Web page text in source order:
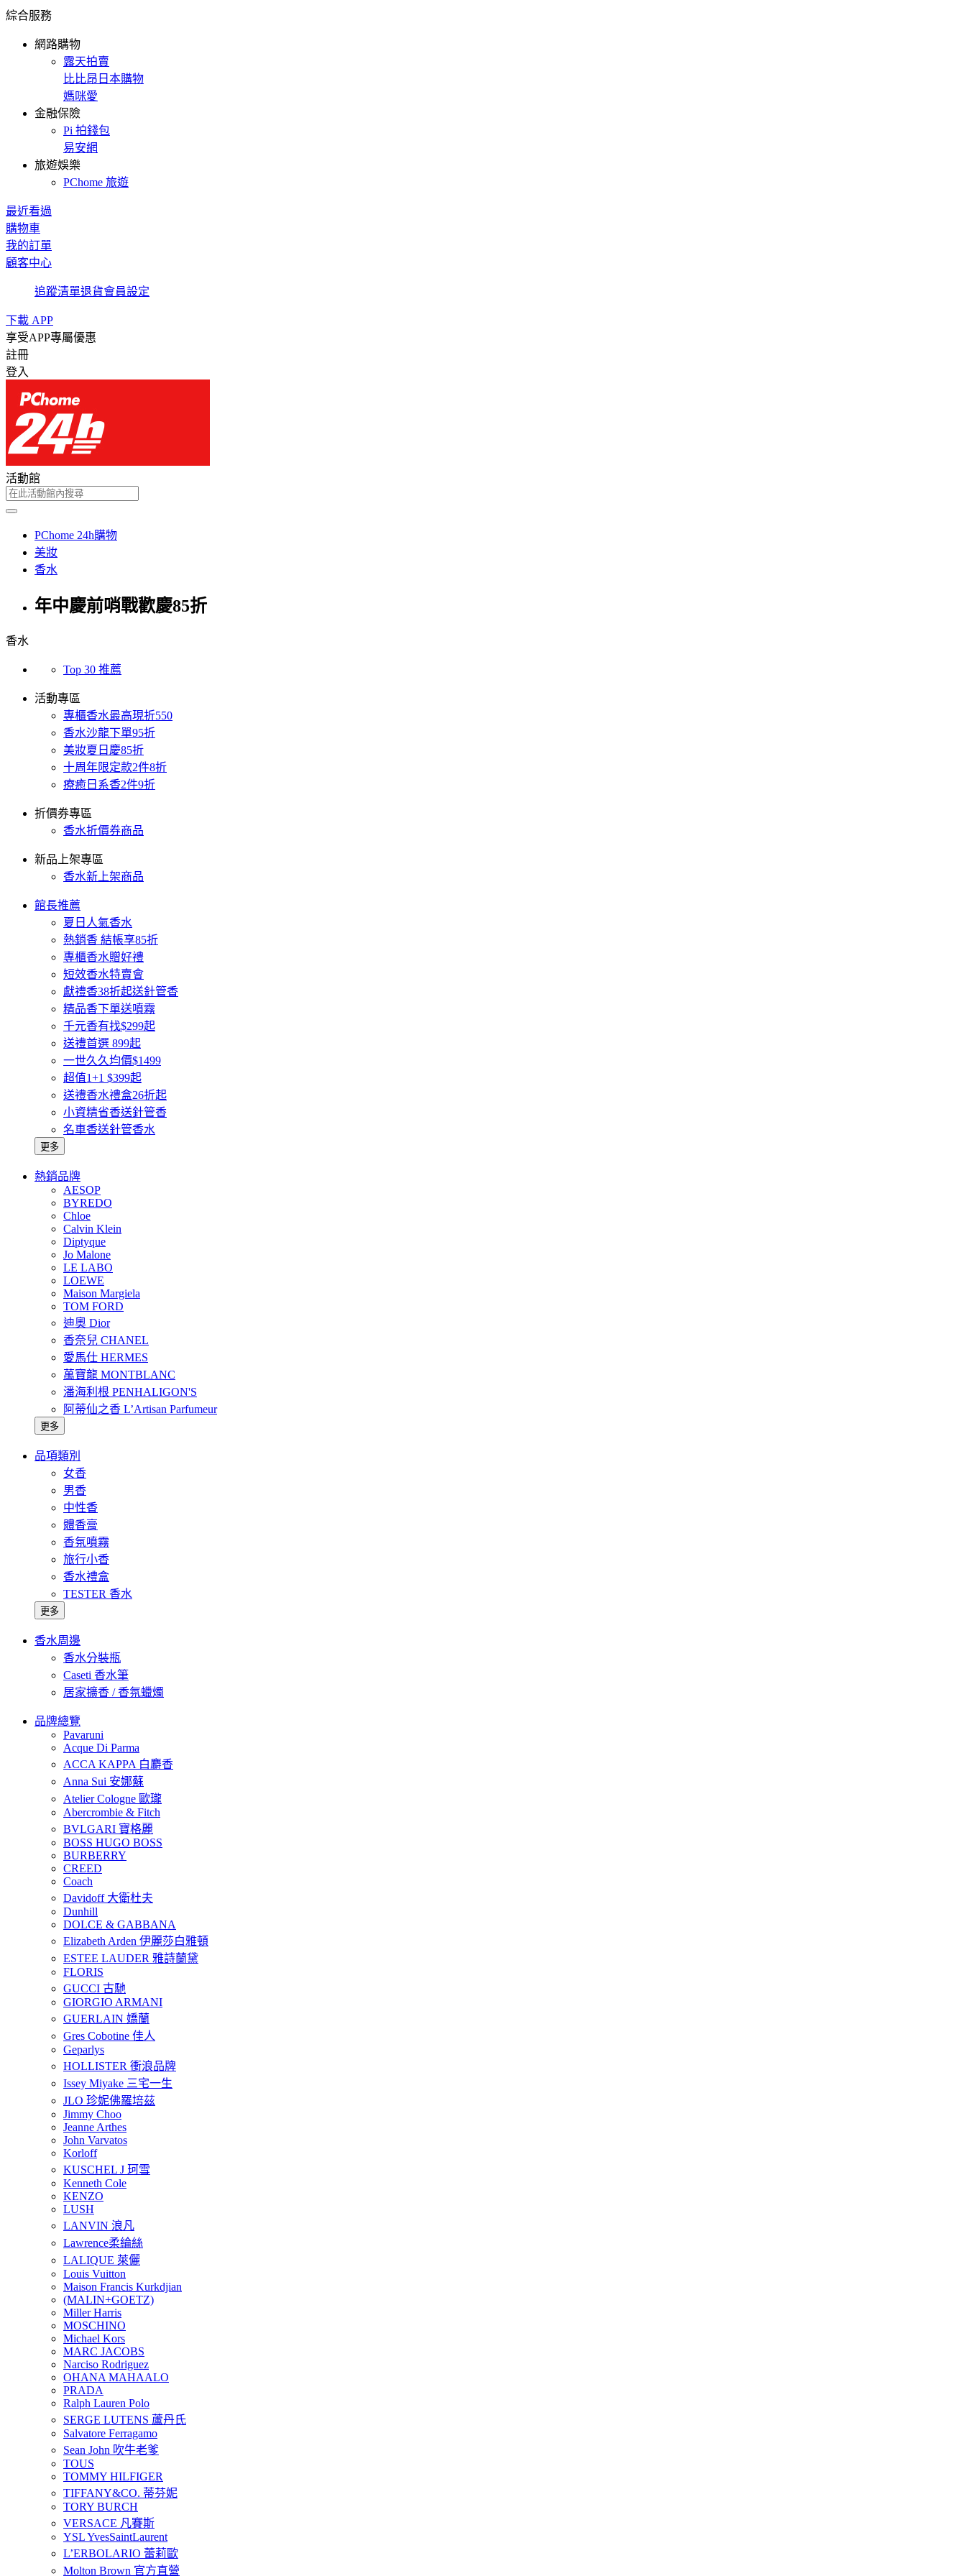
綜合服務
網路購物
露天拍賣
比比昂日本購物
媽咪愛
金融保險
Pi 拍錢包
易安網
旅遊娛樂
PChome 旅遊
最近看過
購物車
我的訂單
顧客中心
追蹤清單退貨會員設定
下載 APP
享受APP專屬優惠
註冊
登入
活動館
PChome 24h購物
美妝
香水
年中慶前哨戰歡慶85折
香水
Top 30 推薦
活動專區
專櫃香水最高現折550
香水沙龍下單95折
美妝夏日慶85折
十周年限定款2件8折
療癒日系香2件9折
折價券專區
香水折價券商品
新品上架專區
香水新上架商品
館長推薦
夏日人氣香水
熱銷香 結帳享85折
專櫃香水贈好禮
短效香水特賣會
獻禮香38折起送針管香
精品香下單送噴霧
千元香有找$299起
送禮首選 899起
一世久久均價$1499
超值1+1 $399起
送禮香水禮盒26折起
小資精省香送針管香
名車香送針管香水
更多
熱銷品牌
AESOP
BYREDO
Chloe
Calvin Klein
Diptyque
Jo Malone
LE LABO
LOEWE
Maison Margiela
TOM FORD
迪奧 Dior
香奈兒 CHANEL
愛馬仕 HERMES
萬寶龍 MONTBLANC
潘海利根 PENHALIGON'S
阿蒂仙之香 L’Artisan Parfumeur
更多
品項類別
女香
男香
中性香
體香膏
香氛噴霧
旅行小香
香水禮盒
TESTER 香水
更多
香水周邊
香水分裝瓶
Caseti 香水筆
居家擴香 / 香氛蠟燭
品牌總覽
Pavaruni
Acque Di Parma
ACCA KAPPA 白麝香
Anna Sui 安娜蘇
Atelier Cologne 歐瓏
Abercrombie & Fitch
BVLGARI 寶格麗
BOSS HUGO BOSS
BURBERRY
CREED
Coach
Davidoff 大衛杜夫
Dunhill
DOLCE & GABBANA
Elizabeth Arden 伊麗莎白雅頓
ESTEE LAUDER 雅詩蘭黛
FLORIS
GUCCI 古馳
GIORGIO ARMANI
GUERLAIN 嬌蘭
Gres Cobotine 佳人
Geparlys
HOLLISTER 衝浪品牌
Issey Miyake 三宅一生
JLO 珍妮佛羅培茲
Jimmy Choo
Jeanne Arthes
John Varvatos
Korloff
KUSCHEL J 珂雪
Kenneth Cole
KENZO
LUSH
LANVIN 浪凡
Lawrence柔綸絲
LALIQUE 萊儷
Louis Vuitton
Maison Francis Kurkdjian
(MALIN+GOETZ)
Miller Harris
MOSCHINO
Michael Kors
MARC JACOBS
Narciso Rodriguez
OHANA MAHAALO
PRADA
Ralph Lauren Polo
SERGE LUTENS 蘆丹氏
Salvatore Ferragamo
Sean John 吹牛老爹
TOUS
TOMMY HILFIGER
TIFFANY&CO. 蒂芬妮
TORY BURCH
VERSACE 凡賽斯
YSL YvesSaintLaurent
L’ERBOLARIO 蕾莉歐
Molton Brown 官方直營